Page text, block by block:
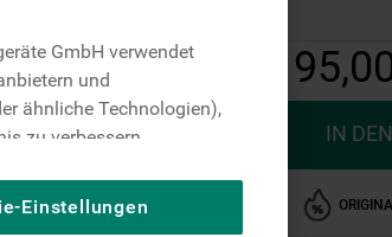
195,
IN
GmbH verwendet
und
ähnliche Technologien),
zu verbessern
Inhalte der Website
Einstellungen